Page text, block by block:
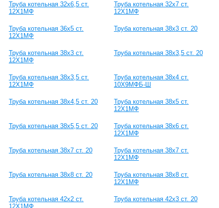
Труба котельная 32х6,5 ст.
12Х1МФ
Труба котельная 32х7 ст.
12Х1МФ
Труба котельная 36х5 ст.
12Х1МФ
Труба котельная 38х3 ст. 20
Труба котельная 38х3 ст.
12Х1МФ
Труба котельная 38х3,5 ст. 20
Труба котельная 38х3,5 ст.
12Х1МФ
Труба котельная 38х4 ст.
10Х9МФБ-Ш
Труба котельная 38х4,5 ст. 20
Труба котельная 38х5 ст.
12Х1МФ
Труба котельная 38х5,5 ст. 20
Труба котельная 38х6 ст.
12Х1МФ
Труба котельная 38х7 ст. 20
Труба котельная 38х7 ст.
12Х1МФ
Труба котельная 38х8 ст. 20
Труба котельная 38х8 ст.
12Х1МФ
Труба котельная 42х2 ст.
12Х1МФ
Труба котельная 42х3 ст. 20